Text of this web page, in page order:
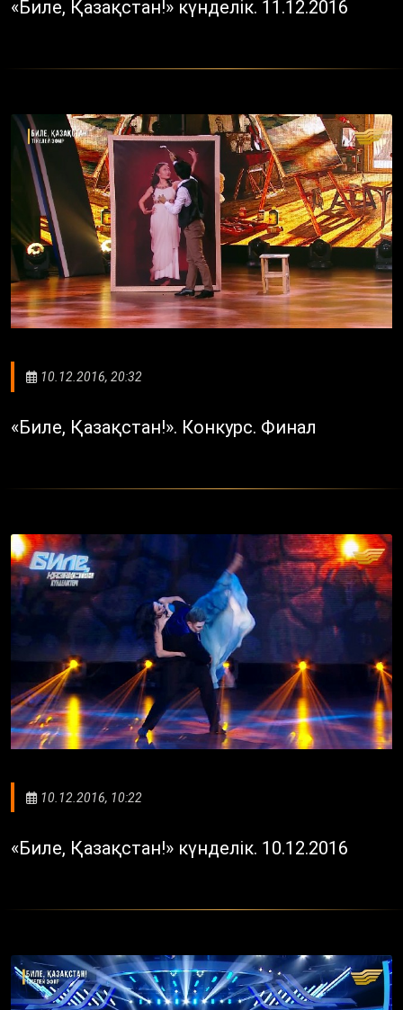
«Биле, Қазақстан!» күнделік. 11.12.2016
10.12.2016, 20:32
«Биле, Қазақстан!». Конкурс. Финал
10.12.2016, 10:22
«Биле, Қазақстан!» күнделік. 10.12.2016